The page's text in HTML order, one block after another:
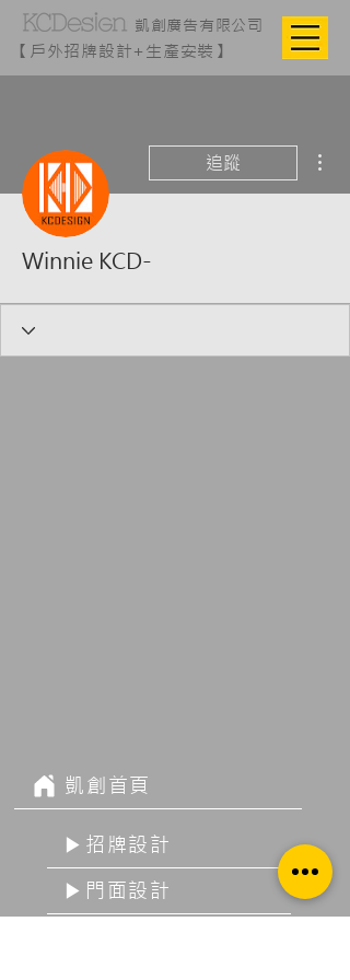
凱創廣告有限公司
【戶外招牌設計+生產安裝】
追蹤
Winnie KCD-
凱創首頁
▶招牌設計
▶門面設計